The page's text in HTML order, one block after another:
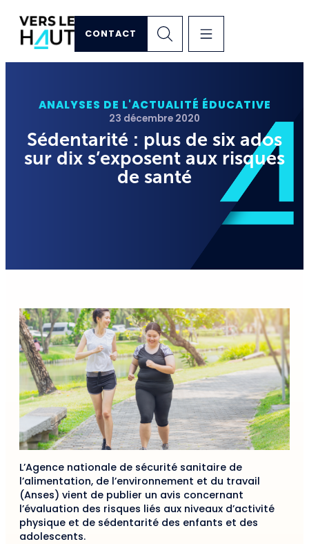
CONTACT
ANALYSES DE L'ACTUALITÉ ÉDUCATIVE
23 décembre 2020
Sédentarité : plus de six ados
sur dix s’exposent aux risques
de santé
L’Agence nationale de sécurité sanitaire de
l’alimentation, de l’environnement et du travail
(Anses) vient de publier un avis concernant
l’évaluation des risques liés aux niveaux d’activité
physique et de sédentarité des enfants et des
adolescents.